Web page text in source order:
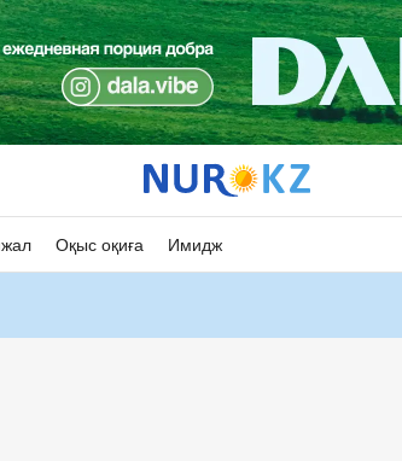
Оқыс оқиға Имидж